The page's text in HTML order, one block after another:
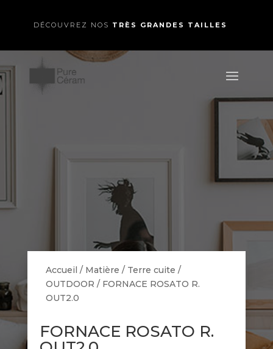
DÉCOUVREZ NOS TRÈS GRANDES TAILLES
Accueil / Matière / Terre cuite /
OUTDOOR / FORNACE ROSATO R.
OUT2.0
FORNACE ROSATO R.